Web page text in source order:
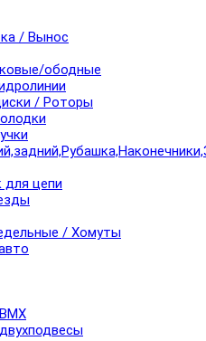
/ Вынос
ободные
/ Роторы
цепи
/ Хомуты